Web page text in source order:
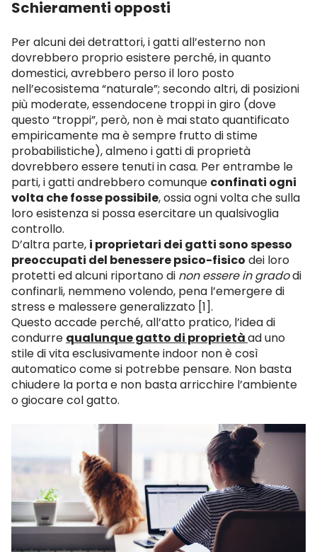
Schieramenti opposti
Per alcuni dei detrattori,i gatti all’esterno non
dovrebbero proprio esistere perché, in quanto
domestici, avrebbero perso il loro posto
nell’ecosistema “naturale”; secondoaltri, di posizioni
più moderate, essendocene troppi in giro (dove
questo “troppi”, però, non è mai stato quantificato
empiricamente ma è sempre frutto di stime
probabilistiche), almeno i gatti di proprietà
dovrebbero essere tenuti in casa. Per entrambe le
parti, i gatti andrebbero comunque confinati ogni
volta che fosse possibile, ossia ogni volta che sulla
loro esistenza si possa esercitare un qualsivoglia
controllo.
D’altra parte, i proprietari dei gatti sono spesso
preoccupati del benessere psico-fisico dei loro
protetti ed alcuni riportano di non essere in gradodi
confinarli, nemmeno volendo, pena l’emergere di
stress e malessere generalizzato [1].
Questo accade perché, all’atto pratico, l’idea di
condurre qualunque gatto di proprietàad uno
stile di vita esclusivamente indoor non è così
automatico come si potrebbe pensare. Non basta
chiudere la porta e non basta arricchire l’ambiente
o giocare col gatto.